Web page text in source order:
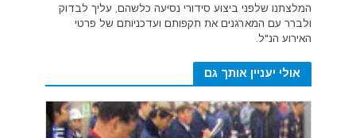
המלצתנו שלפני ביצוע סידורי נסיעה כלשהם, עליך לבדוק
ולברר עם המארגנים את תקפותם ועדכניותם של פרטי
האירוע הנ"ל.
אולי יעניין אותך גם